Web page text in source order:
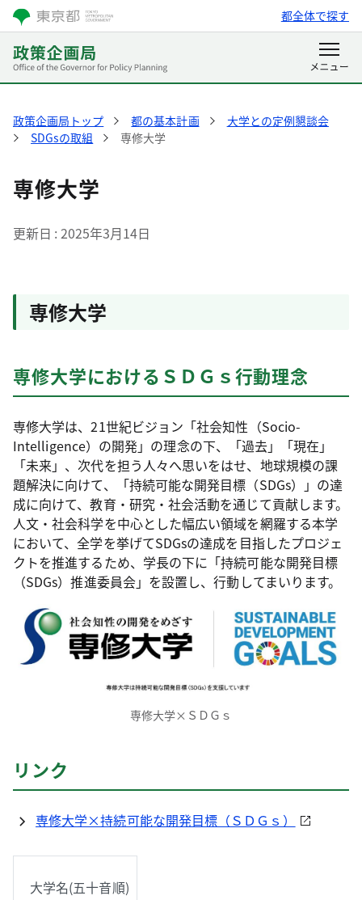
都全体で探す
政策企画局トップ 都の基本計画
大学との定例懇談会
SDGsの取組
専修大学
専修大学
更新日 2025年3月14日
専修大学
専修大学におけるＳＤＧｓ行動理念
専修大学は、21世紀ビジョン「社会知性（Socio-
Intelligence）の開発」の理念の下、「過去」「現在」
「未来」、次代を担う人々へ思いをはせ、地球規模の課
題解決に向けて、「持続可能な開発目標（SDGs）」の達
成に向けて、教育・研究・社会活動を通じて貢献します。
人文・社会科学を中心とした幅広い領域を網羅する本学
において、全学を挙げてSDGsの達成を目指したプロジェ
クトを推進するため、学長の下に「持続可能な開発目標
（SDGs）推進委員会」を設置し、行動してまいります。
専修大学×ＳＤＧｓ
リンク
専修大学×持続可能な開発目標（ＳＤＧｓ）
大学名(五十音順)